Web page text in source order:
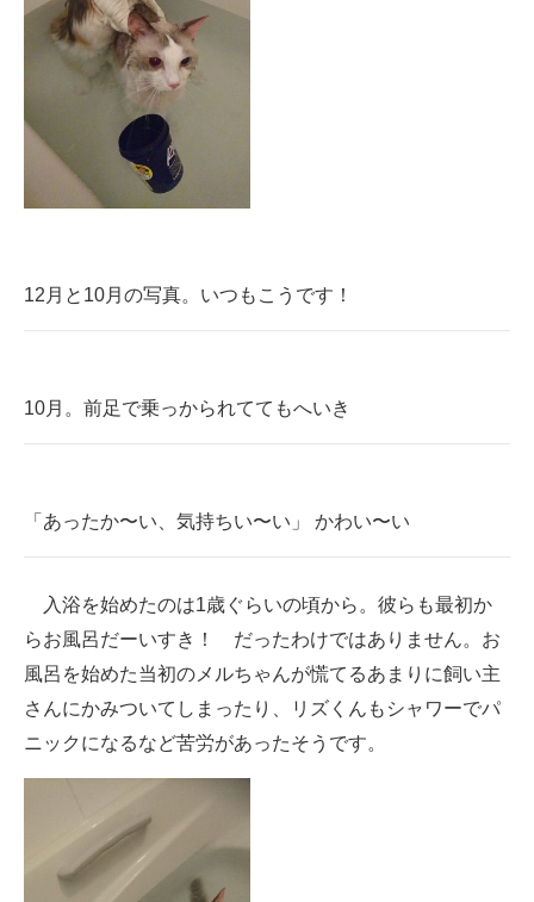
12月と10月の写真。いつもこうです！
10月。前足で乗っかられててもへいき
「あったか〜い、気持ちい〜い」 かわい〜い
入浴を始めたのは1歳ぐらいの頃から。彼らも最初か
らお風呂だーいすき！ だったわけではありません。お
風呂を始めた当初のメルちゃんが慌てるあまりに飼い主
さんにかみついてしまったり、リズくんもシャワーでパ
ニックになるなど苦労があったそうです。